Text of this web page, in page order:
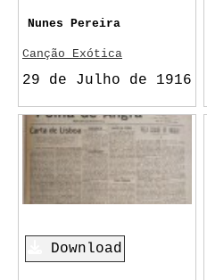
Nunes Pereira
Canção Exótica
29 de Julho de 1916
Download